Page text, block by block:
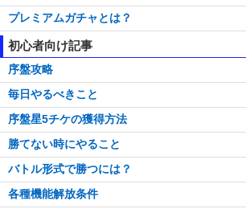
プレミアムガチャとは？
初心者向け記事
序盤攻略
毎日やるべきこと
序盤星5チケの獲得方法
勝てない時にやること
バトル形式で勝つには？
各種機能解放条件